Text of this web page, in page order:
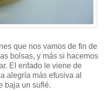
que nos vamos de fin de
bolsas, y más si hacemos
El enfado le viene de
alegría más efusiva al
baja un suflé.